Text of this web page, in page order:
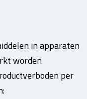
in apparaten
worden
per